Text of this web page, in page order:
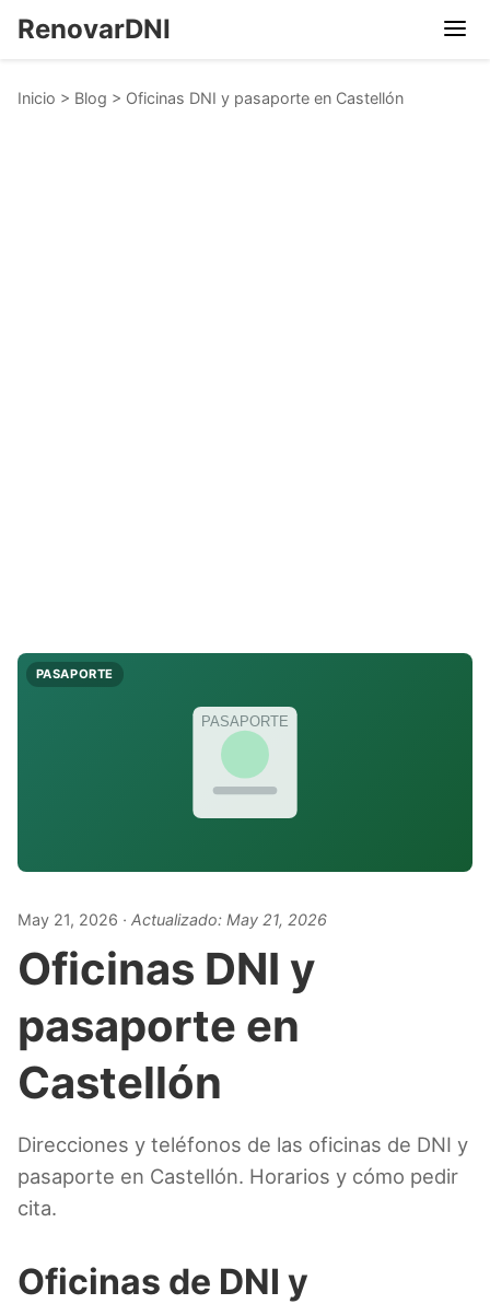
RenovarDNI
Inicio > Blog > Oficinas DNI y pasaporte en Castellón
PASAPORTE
PASAPORTE
May 21, 2026 · Actualizado: May 21, 2026
Oficinas DNI y
pasaporte en
Castellón
Direcciones y teléfonos de las oficinas de DNI y
pasaporte en Castellón. Horarios y cómo pedir
cita.
Oficinas de DNI y